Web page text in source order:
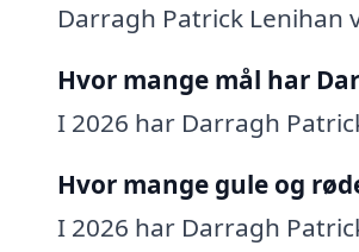
Darragh Patrick Lenihan
Hvor mange mål har
I 2026 har Darragh
Hvor mange gule og
I 2026 har Darragh